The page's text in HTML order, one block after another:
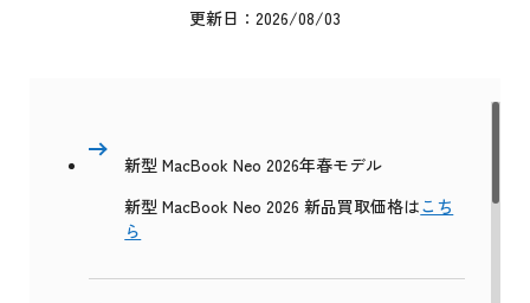
更新日：2026/08/03
新型 MacBook Neo 2026年春モデル
新型 MacBook Neo 2026 新品買取価格はこち
ら